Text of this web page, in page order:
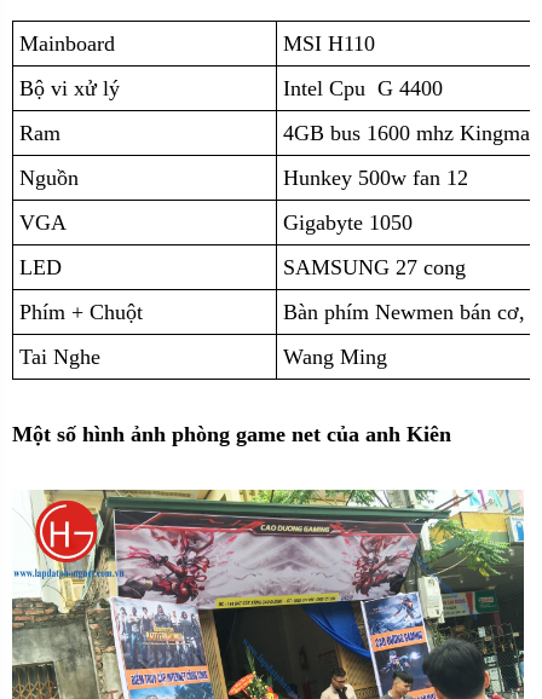
Mainboard
MSI H110
Bộ vi xử lý
Intel Cpu G 4400
Ram
4GB bus 1600 mhz Kingmax
Nguồn
Hunkey 500w fan 12
VGA
Gigabyte 1050
LED
SAMSUNG 27 cong
Phím + Chuột
Bàn phím Newmen bán cơ,
Tai Nghe
Wang Ming
Một số hình ảnh phòng game net của anh Kiên